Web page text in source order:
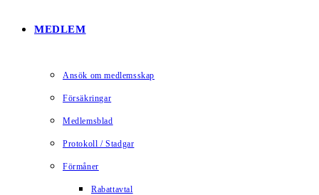
MEDLEM
Ansök om medlemsskap
Försäkringar
Medlemsblad
Protokoll / Stadgar
Förmåner
Rabattavtal